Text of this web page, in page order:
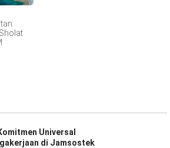
Universal
di Jamsostek